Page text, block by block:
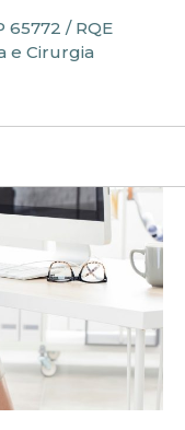
65772 / RQE
e Cirurgia